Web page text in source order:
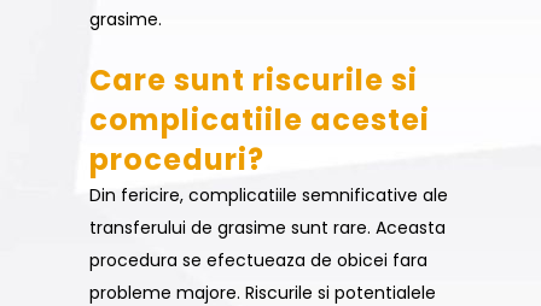
grasime.
Care sunt riscurile si
complicatiile acestei
proceduri?
Din fericire, complicatiile semnificative ale
transferului de grasime sunt rare. Aceasta
procedura se efectueaza de obicei fara
probleme majore. Riscurile si potentialele